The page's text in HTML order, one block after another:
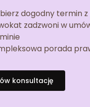
dogodny termin
zadzwoni w
porada
konsultację